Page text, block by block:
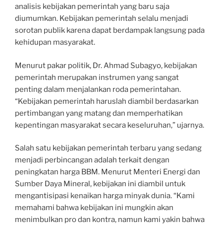
analisis kebijakan pemerintah yang baru saja
diumumkan. Kebijakan pemerintah selalu menjadi
sorotan publik karena dapat berdampak langsung pada
kehidupan masyarakat.
Menurut pakar politik, Dr. Ahmad Subagyo, kebijakan
pemerintah merupakan instrumen yang sangat
penting dalam menjalankan roda pemerintahan.
“Kebijakan pemerintah haruslah diambil berdasarkan
pertimbangan yang matang dan memperhatikan
kepentingan masyarakat secara keseluruhan,” ujarnya.
Salah satu kebijakan pemerintah terbaru yang sedang
menjadi perbincangan adalah terkait dengan
peningkatan harga BBM. Menurut Menteri Energi dan
Sumber Daya Mineral, kebijakan ini diambil untuk
mengantisipasi kenaikan harga minyak dunia. “Kami
memahami bahwa kebijakan ini mungkin akan
menimbulkan pro dan kontra, namun kami yakin bahwa